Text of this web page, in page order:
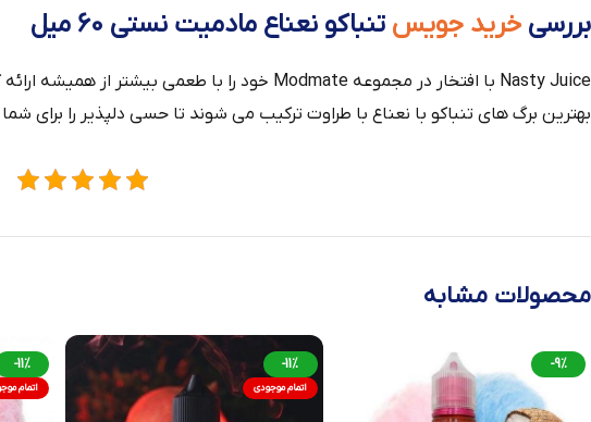
بررسی خرید جویس تنباکو نعناع مادمیت نستی 60 میل
Nasty Juice با افتخار در مجموعه Modmate خود را با طعمی بیشتر از همیشه ارائه کرده است.
بهترین برگ‌ های تنباکو با نعناع با طراوت ترکیب می‌ شوند تا حسی دلپذیر را برای شما
محصولات مشابه
-9%
-11%
اتمام موجودی
-11%
اتمام